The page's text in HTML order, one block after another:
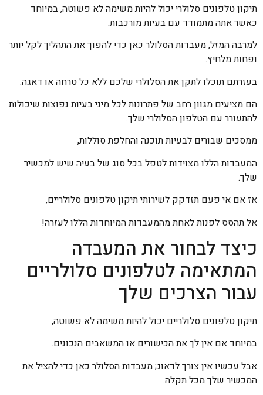
תיקון טלפונים סלולרי יכול להיות משימה לא פשוטה, במיוחד
כאשר אתה מתמודד עם בעיות מורכבות.
למרבה המזל, מעבדות הסלולר כאן כדי להפוך את התהליך לקל יותר
ופחות מלחיץ.
בעזרתם תוכלו לתקן את הסלולרי שלכם ללא כל טרחה או דאגה.
הם מציעים מגוון רחב של פתרונות לכל מיני בעיות נפוצות שיכולות
להתעורר עם הטלפון הסלולרי שלך.
ממסכים שבורים לבעיות תוכנה והחלפת סוללות,
המעבדות הללו מצוידות לטפל בכל סוג של בעיה שיש למכשיר
שלך.
אז אם אי פעם תזדקק לשירותי תיקון טלפונים סלולריים,
אל תהסס לפנות לאחת מהמעבדות המיוחדות הללו לעזרה!
כיצד לבחור את המעבדה
המתאימה לטלפונים סלולריים
עבור הצרכים שלך
תיקון טלפונים סלולריים יכול להיות משימה לא פשוטה,
במיוחד אם אין לך את הכישורים או המשאבים הנכונים.
אבל עכשיו אין צורך לדאוג; מעבדות הסלולר כאן כדי להציל את
המכשיר שלך מכל תקלה.